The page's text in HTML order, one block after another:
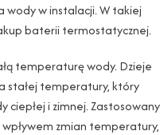
wody w instalacji. W takiej
baterii termostatycznej.
temperaturę wody. Dzieje
stałej temperatury, który
ciepłej i zimnej. Zastosowany
zmian temperatury,